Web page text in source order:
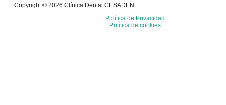
Copyright © 2026 Clínica Dental CESADEN
Política de Privacidad
Política de cookies